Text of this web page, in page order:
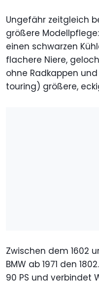
Ungefähr zeitgleich
größere
einen schwarzen
flachere Niere,
ohne Radkappen
touring) größere,
Zwischen dem 1602
BMW ab 1971 den
90 PS und verbindet